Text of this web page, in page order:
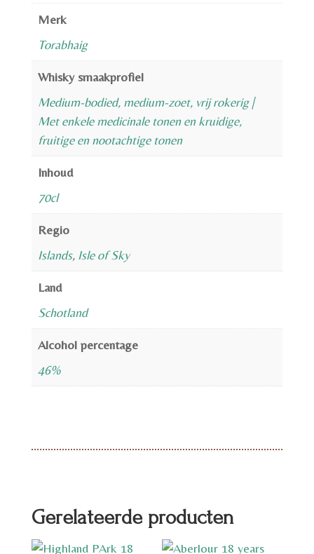
Merk
Torabhaig
Whisky smaakprofiel
Medium-bodied, medium-zoet, vrij rokerig |
Met enkele medicinale tonen en kruidige,
fruitige en nootachtige tonen
Inhoud
70cl
Regio
Islands, Isle of Sky
Land
Schotland
Alcohol percentage
46%
Gerelateerde producten